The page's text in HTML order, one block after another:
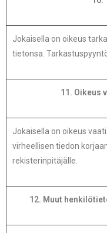
Jokaisella on oikeus
tietonsa.
11. Oikeus
Jokaisella on oikeus
virheellisen tiedon
rekisterinpitäjälle.
12. Muut